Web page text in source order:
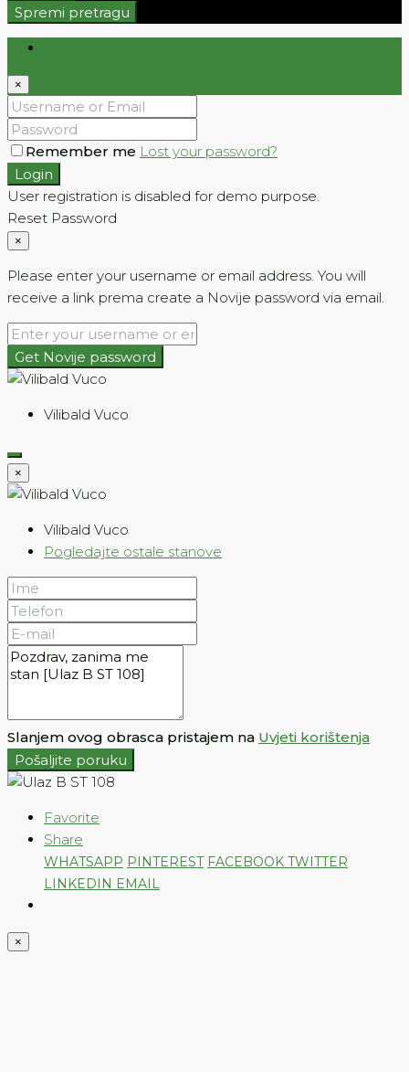
Spremi pretragu
×
Remember me Lost your password?
Login
User registration is disabled for demo purpose.
Reset Password
×
Please enter your username or email address. You will
receive a link prema create a Novije password via email.
Get Novije password
Vilibald Vuco
×
Vilibald Vuco
Pogledajte ostale stanove
Slanjem ovog obrasca pristajem na Uvjeti korištenja
Pošaljite poruku
Favorite
Share
WHATSAPP PINTEREST FACEBOOK TWITTER
LINKEDIN EMAIL
×